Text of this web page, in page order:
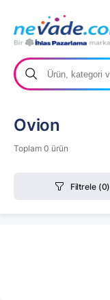
Ovion
Toplam 0 ürün
Filtrele (0)